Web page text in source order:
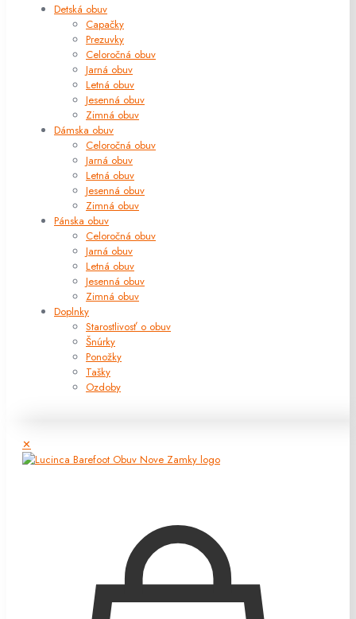
Detská obuv
Capačky
Prezuvky
Celoročná obuv
Jarná obuv
Letná obuv
Jesenná obuv
Zimná obuv
Dámska obuv
Celoročná obuv
Jarná obuv
Letná obuv
Jesenná obuv
Zimná obuv
Pánska obuv
Celoročná obuv
Jarná obuv
Letná obuv
Jesenná obuv
Zimná obuv
Doplnky
Starostlivosť o obuv
Šnúrky
Ponožky
Tašky
Ozdoby
✕